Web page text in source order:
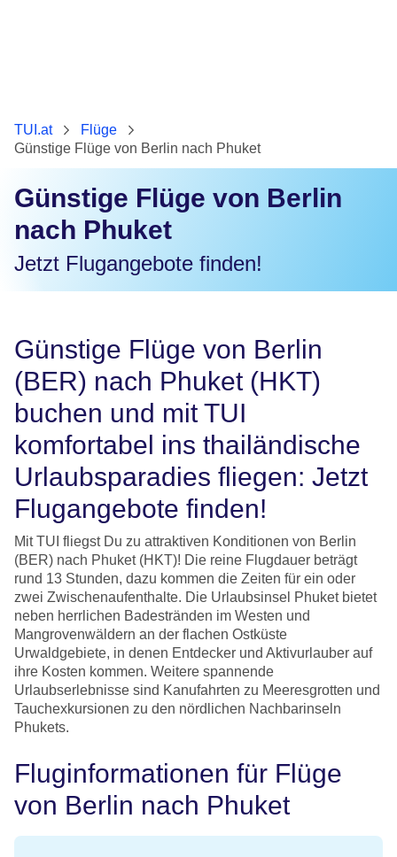
TUI.at
Flüge
Günstige Flüge von Berlin nach Phuket
Günstige Flüge von Berlin
nach Phuket
Jetzt Flugangebote finden!
Günstige Flüge von Berlin
(BER) nach Phuket (HKT)
buchen und mit TUI
komfortabel ins thailändische
Urlaubsparadies fliegen: Jetzt
Flugangebote finden!
Mit TUI fliegst Du zu attraktiven Konditionen von Berlin
(BER) nach Phuket (HKT)! Die reine Flugdauer beträgt
rund 13 Stunden, dazu kommen die Zeiten für ein oder
zwei Zwischenaufenthalte. Die Urlaubsinsel Phuket bietet
neben herrlichen Badestränden im Westen und
Mangrovenwäldern an der flachen Ostküste
Urwaldgebiete, in denen Entdecker und Aktivurlauber auf
ihre Kosten kommen. Weitere spannende
Urlaubserlebnisse sind Kanufahrten zu Meeresgrotten und
Tauchexkursionen zu den nördlichen Nachbarinseln
Phukets.
Fluginformationen für Flüge
von Berlin nach Phuket